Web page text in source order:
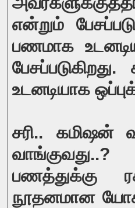
என்றும்
பணமாக
உடனடியாக
சரி.. கமிஷன்
பணத்துக்கு
நூதனமான